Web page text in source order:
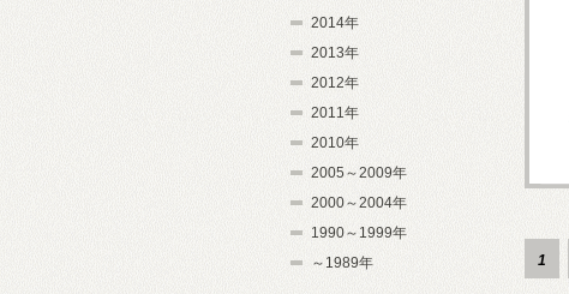
1
2014年
2013年
2012年
2011年
2010年
2005～2009年
2000～2004年
1990～1999年
～1989年